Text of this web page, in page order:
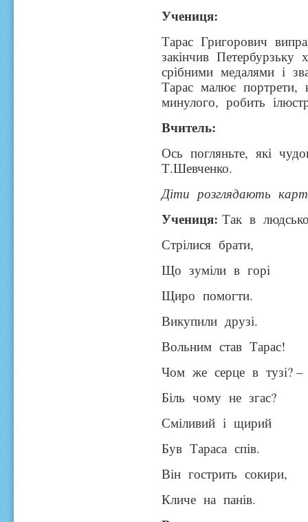
Учениця:
Тарас Григорович
закінчив
срібними медалями і
Тарас малює портрети,
минулого, робить
Вчитель:
Ось погляньте, які
Т.Шевченко.
Діти розглядають
Учениця: Так в
Стрілися брати,
Що зуміли в горі
Щиро помогти.
Викупили друзі.
Вольним став Тарас!
Чом же серце в тузі? –
Біль чому не згас?
Сміливий і щирий
Був Тараса спів.
Він гострить сокири,
Кличе на панів.